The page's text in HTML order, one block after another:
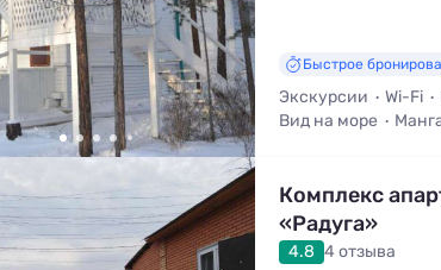
Быстрое
Экскурсии Wi-Fi
Вид на море
Комплекс
«Радуга»
4.8 4 отзыва